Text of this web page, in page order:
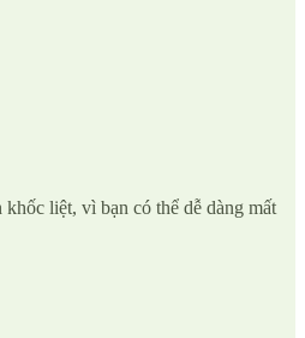
liệt, vì bạn có thể dễ dàng mất